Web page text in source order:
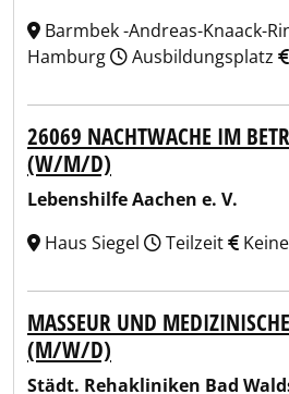
Barmbek -Andreas-Knaack-
Hamburg
Ausbildungsplatz
26069 NACHTWACHE IM
(W/M/D)
Lebenshilfe Aachen e. V.
Haus Siegel
Teilzeit
MASSEUR UND
(M/W/D)
Städt. Rehakliniken Bad